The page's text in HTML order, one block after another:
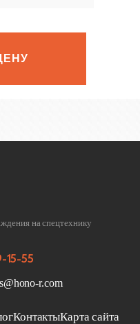
на спецтехнику
КонтактыКарта сайта
15-55
r.com